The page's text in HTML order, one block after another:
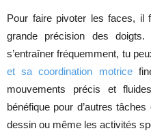
Pour faire pivoter les faces, il
grande précision des
s’entraîner fréquemment, tu
et sa coordination motrice
mouvements précis et
bénéfique pour d’autres
dessin ou même les activités